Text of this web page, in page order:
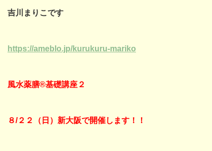
吉川まりこです
https://ameblo.jp/kurukuru-mariko
風水薬膳®基礎講座２
８/２２（日）新大阪で開催します！！